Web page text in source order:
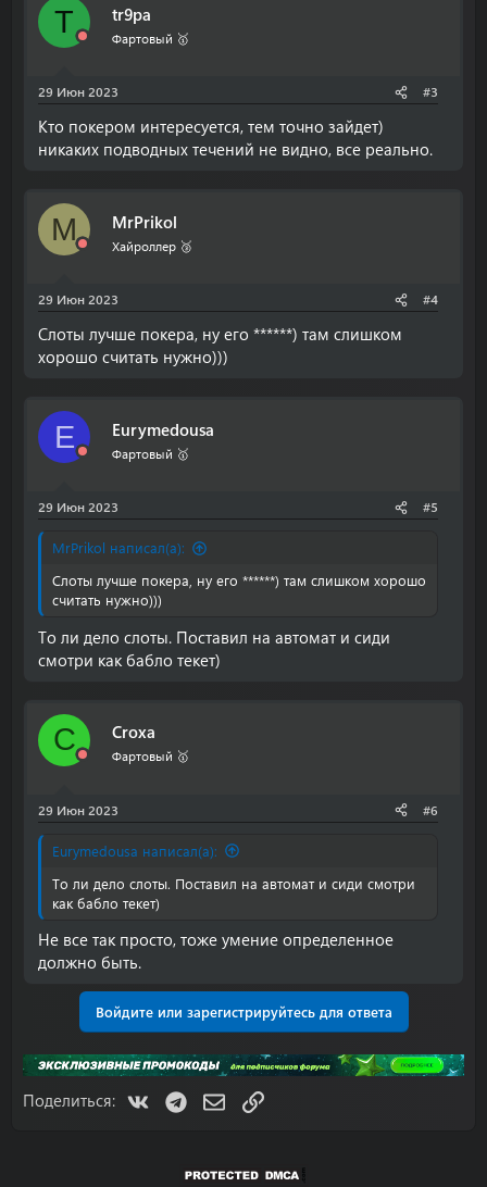
T tr9pa
Фартовый 🥇
29 Июн 2023 #3
Кто покером интересуется, тем точно зайдет)
никаких подводных течений не видно, все реально.
M MrPrikol
Хайроллер 🥉
29 Июн 2023 #4
Слоты лучше покера, ну его ******) там слишком
хорошо считать нужно)))
E Eurymedousa
Фартовый 🥇
29 Июн 2023 #5
MrPrikol написал(а):
Слоты лучше покера, ну его ******) там слишком хорошо
считать нужно)))
То ли дело слоты. Поставил на автомат и сиди
смотри как бабло текет)
C Croxa
Фартовый 🥇
29 Июн 2023 #6
Eurymedousa написал(а):
То ли дело слоты. Поставил на автомат и сиди смотри
как бабло текет)
Не все так просто, тоже умение определенное
должно быть.
Войдите или зарегистрируйтесь для ответа
Поделиться: VK TelegramЭлектронная почта
Ссылка